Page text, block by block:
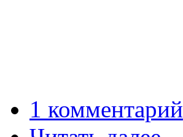
1 комментарий